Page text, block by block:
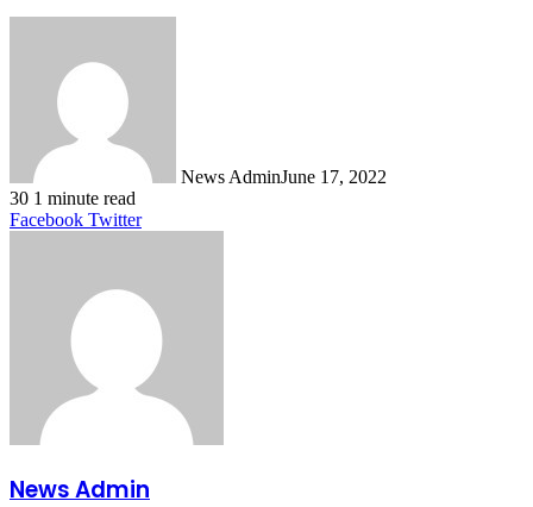
News AdminJune 17, 2022
30 1 minute read
Facebook TwitterLinkedIn
Tumblr
Pinterest
Reddit
VKontakte
Share
Print
News Admin